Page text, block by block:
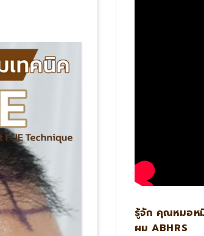
รู้จัก คุณหมอห
ผม ABHRS